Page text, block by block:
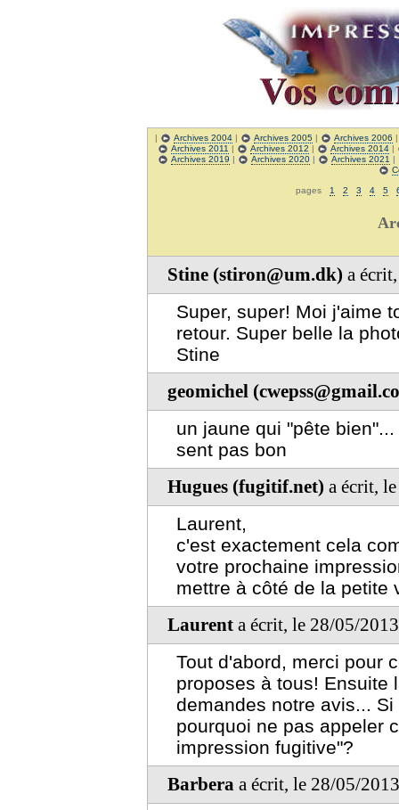
| Archives 2004| Archives 2005| Archives 2006
Archives 2011 | Archives 2012 | Archives 2014 |
Archives 2019 | Archives 2020| Archives 2021 |
pages 1 2 3 4 5
Stine (stiron@um.dk) a
Super, super! Moi j'aime
retour. Super belle la
Stine
geomichel
un jaune qui "pête
sent pas bon
Hugues (fugitif.net) a écrit,
Laurent,
c'est exactement cela
votre prochaine
mettre à côté de la petite
Laurent a écrit, le 28/05/
Tout d'abord, merci pour
proposes à tous! Ensuite
demandes notre avis...
pourquoi ne pas appeler
impression fugitive"?
Barbera a écrit, le 28/05/